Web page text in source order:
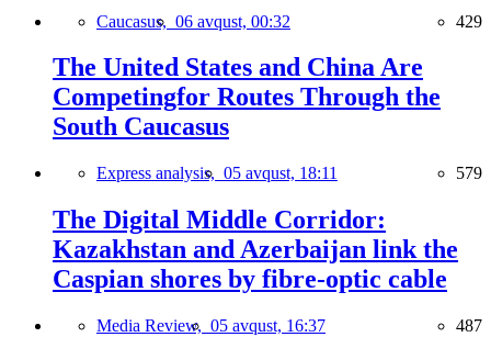
Caucasus, 06 avqust, 00:32 429
The United States and China Are
Competingfor Routes Through the
South Caucasus
Express analysis, 05 avqust, 18:11 579
The Digital Middle Corridor:
Kazakhstan and Azerbaijan link the
Caspian shores by fibre-optic cable
Media Review, 05 avqust, 16:37 487